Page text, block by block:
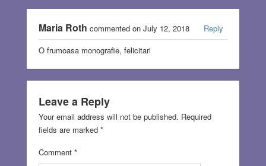
Maria Roth commented on July 12, 2018
Reply
O frumoasa monografie, felicitari
Leave a Reply
Your email address will not be published. Required
fields are marked *
Comment *